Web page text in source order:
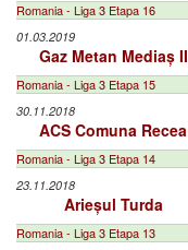
Romania - Liga 3 Etapa 16
01.03.2019
Gaz Metan Mediaș II
Romania - Liga 3 Etapa 15
30.11.2018
ACS Comuna Recea
Romania - Liga 3 Etapa 14
23.11.2018
Arieșul Turda
Romania - Liga 3 Etapa 13